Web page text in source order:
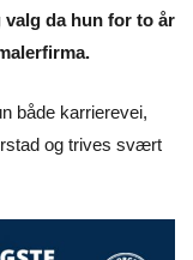
da hun for to år
både karrierevei,
og trives svært